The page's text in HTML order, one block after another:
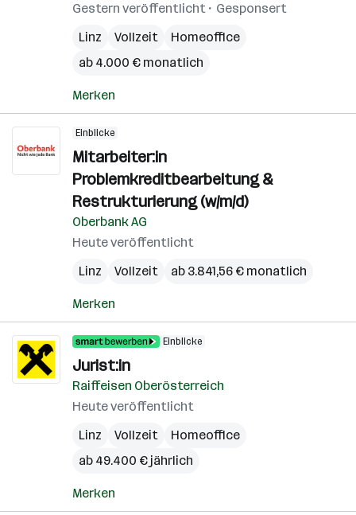
Gestern veröffentlicht
Gesponsert
Linz
Vollzeit
Homeoffice
ab 4.000 € monatlich
Merken
Einblicke
Mitarbeiter:in
Problemkreditbearbeitung &
Restrukturierung (w/m/d)
Oberbank AG
Heute veröffentlicht
Linz
Vollzeit ab 3.841,56 € monatlich
Merken
Einblicke
Jurist:in
Raiffeisen Oberösterreich
Heute veröffentlicht
Linz
Vollzeit
Homeoffice
ab 49.400 € jährlich
Merken